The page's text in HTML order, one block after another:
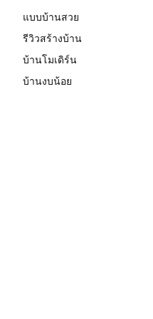
แบบบ้านสวย
รีวิวสร้างบ้าน
บ้านโมเดิร์น
บ้านงบน้อย